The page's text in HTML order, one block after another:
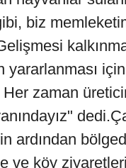
biz
yararlanması
Her zaman
ardından
ve köy